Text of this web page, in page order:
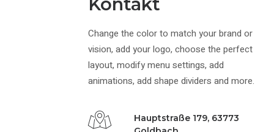
Change the color to match your brand or
vision, add your logo, choose the perfect
layout, modify menu settings, add
animations, add shape dividers and more.
Hauptstraße 179, 63773